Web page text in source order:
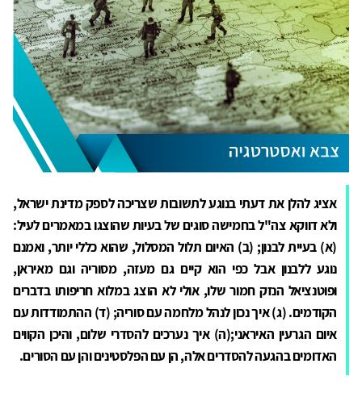
אציג להלן את דעתי בנוגע לתשובות שצריכה לספק מדינת ישראל,
ולא דווקא צה"ל בחמישה סוגים של בעיות שהוצגו במאמרים לעיל:
(א) בעיית לבנון; (ב) האיום תלול המסלול, שהוא כללי יותר, ואמנם
נוגע ללבנון אבל כפי הוא קיים גם מעזה, מסוריה וגם מאיראן,
ופוטנציאל הנזק חמור שלו, אולי לא הוצג במלוא חריפותו בדברים
הקודמים. (ג) איך נכון לנהל מלחמה עם סוריה; (ד) ההתמודדות עם
איום הגרעין האיראני;(ה) איך נערכים להסדרי שלום, והיכן הקווים
האדומים בהגעה להסדרים אלה, הן עם הפלסטינים והן עם הסורים.